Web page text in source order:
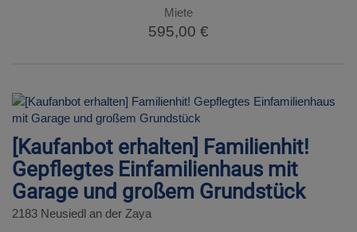
Miete
595,00 €
[Kaufanbot erhalten] Familienhit!
Gepflegtes Einfamilienhaus mit
Garage und großem Grundstück
2183 Neusiedl an der Zaya